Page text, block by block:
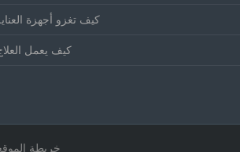
كيف تغزو أجهزة
كيف يعمل
خريطة